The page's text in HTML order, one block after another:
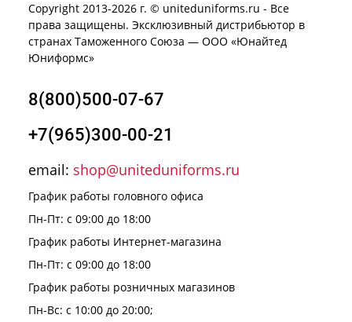
Copyright 2013-2026 г. © uniteduniforms.ru - Все
права защищены. Эксклюзивный дистрибьютор в
странах Таможенного Союза — ООО «Юнайтед
Юниформс»
8(800)500-07-67
+7(965)300-00-21
email: shop@uniteduniforms.ru
График работы головного офиса
Пн-Пт: с 09:00 до 18:00
График работы Интернет-магазина
Пн-Пт: с 09:00 до 18:00
График работы розничных магазинов
Пн-Вс: с 10:00 до 20:00;